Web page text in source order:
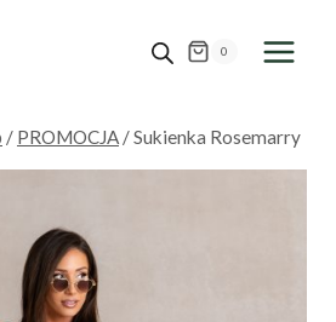
0
/ PROMOCJA /Sukienka Rosemarry